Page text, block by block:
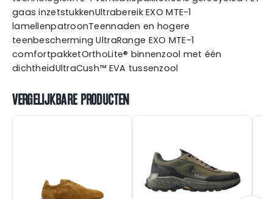
gaas inzetstukkenUltrabereik EXO MTE-1
lamellenpatroonTeennaden en hogere
teenbescherming UltraRange EXO MTE-1
comfortpakketOrthoLite® binnenzool met één
dichtheidUltraCush™ EVA tussenzool
VERGELIJKBARE PRODUCTEN